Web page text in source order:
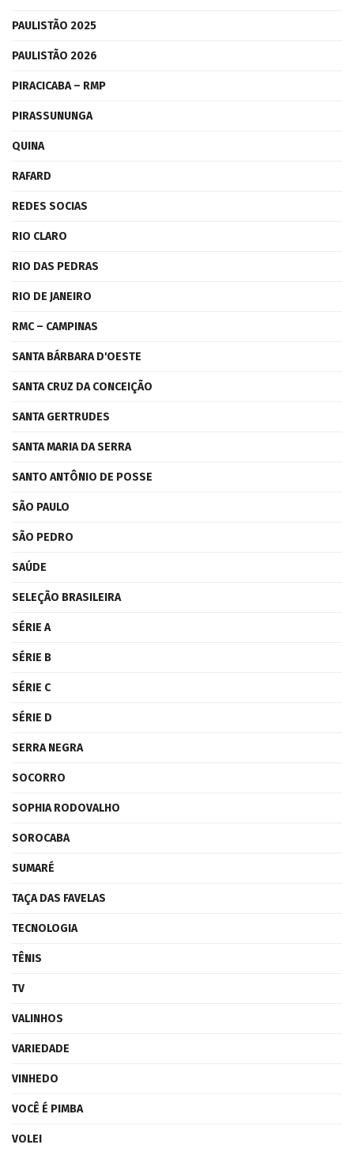
PAULISTÃO 2025
PAULISTÃO 2026
PIRACICABA – RMP
PIRASSUNUNGA
QUINA
RAFARD
REDES SOCIAS
RIO CLARO
RIO DAS PEDRAS
RIO DE JANEIRO
RMC – CAMPINAS
SANTA BÁRBARA D'OESTE
SANTA CRUZ DA CONCEIÇÃO
SANTA GERTRUDES
SANTA MARIA DA SERRA
SANTO ANTÔNIO DE POSSE
SÃO PAULO
SÃO PEDRO
SAÚDE
SELEÇÃO BRASILEIRA
SÉRIE A
SÉRIE B
SÉRIE C
SÉRIE D
SERRA NEGRA
SOCORRO
SOPHIA RODOVALHO
SOROCABA
SUMARÉ
TAÇA DAS FAVELAS
TECNOLOGIA
TÊNIS
TV
VALINHOS
VARIEDADE
VINHEDO
VOCÊ É PIMBA
VOLEI